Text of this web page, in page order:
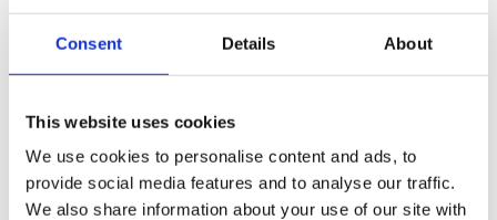
Consent Details About
This website uses cookies
We use cookies to personalise content and ads, to
provide social media features and to analyse our traffic.
We also share information about your use of our site with
snel kan omslaan in de bergen. Een lichte regenjas
en een regenhoes voor je rugzak houden je spullen
droog. Handschoenen kunnen prettig zijn bij
Wat moet je weten over bagage
en douaneregels voor Madeira?